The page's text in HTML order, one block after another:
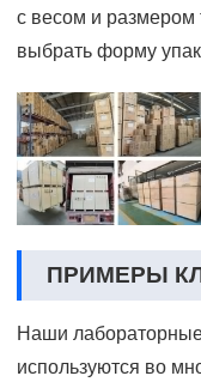
с весом и размером
выбрать форму
ПРИМЕРЫ
Наши
используются во